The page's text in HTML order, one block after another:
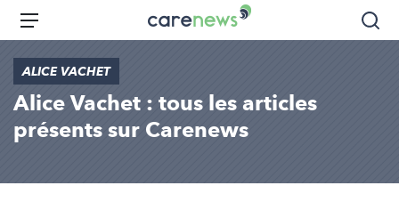
Aller
principal
Carenews,
Le
acteurs
de
l'engagement
Menu
ALICE VACHET
Alice Vachet : tous les articles
présents sur Carenews